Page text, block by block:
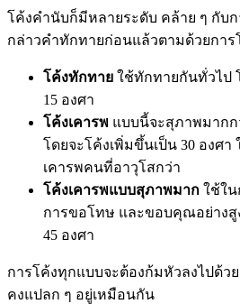
โค้งคำนับก็มีหลายระดับ คล้าย ๆ กับ
กล่าวคำทักทายก่อนแล้วตามด้วยการ
โค้งทักทาย ใช้ทักทายกันทั่วไป
15 องศา
โค้งเคารพ แบบนี้จะสุภาพมาก
โดยจะโค้งเพิ่มขึ้นเป็น 30 องศ
เคารพคนที่อาวุโสกว่า
โค้งเคารพแบบสุภาพมาก ใช้ใน
การขอโทษ และขอบคุณอย่างสู
45 องศา
การโค้งทุกแบบจะต้องก้มหัวลงไปด้ว
คงแปลก ๆ อยู่เหมือนกัน